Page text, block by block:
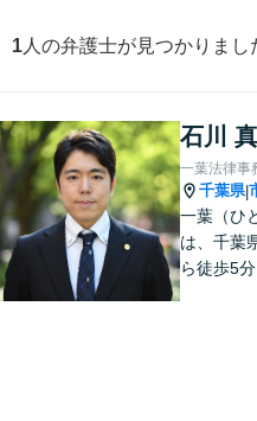
1 人の弁護士が見つかりまし
石川
一葉法律事
千葉県|
一葉（ひ
は、千葉
ら徒歩5